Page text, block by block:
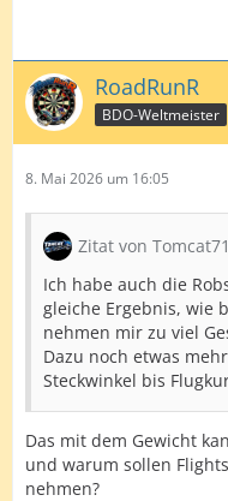
RoadRunR
BDO-Weltmeister
8. Mai 2026 um 16:05
Zitat von Tomcat71
Ich habe auch die
gleiche Ergebnis, wie
nehmen mir zu viel
Dazu noch etwas
Steckwinkel bis
Das mit dem Gewicht
und warum sollen
nehmen?